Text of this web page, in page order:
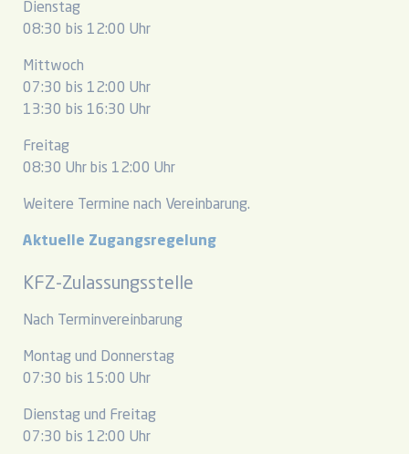
Dienstag
08:30 bis 12:00 Uhr
Mittwoch
07:30 bis 12:00 Uhr
13:30 bis 16:30 Uhr
Freitag
08:30 Uhr bis 12:00 Uhr
Weitere Termine nach Vereinbarung.
Aktuelle Zugangsregelung
KFZ-Zulassungsstelle
Nach Terminvereinbarung
Montag und Donnerstag
07:30 bis 15:00 Uhr
Dienstag und Freitag
07:30 bis 12:00 Uhr